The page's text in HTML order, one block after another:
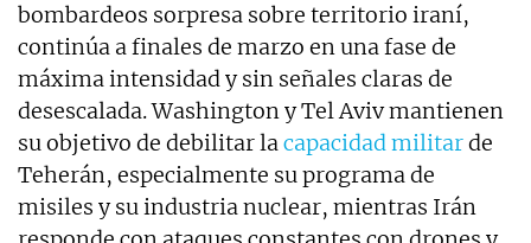
bombardeos sorpresa sobre territorio iraní,
continúa a finales de marzo en una fase de
máxima intensidad y sin señales claras de
desescalada. Washington y Tel Aviv mantienen
su objetivo de debilitar lacapacidad militarde
Teherán, especialmente su programa de
misiles y su industria nuclear, mientras Irán